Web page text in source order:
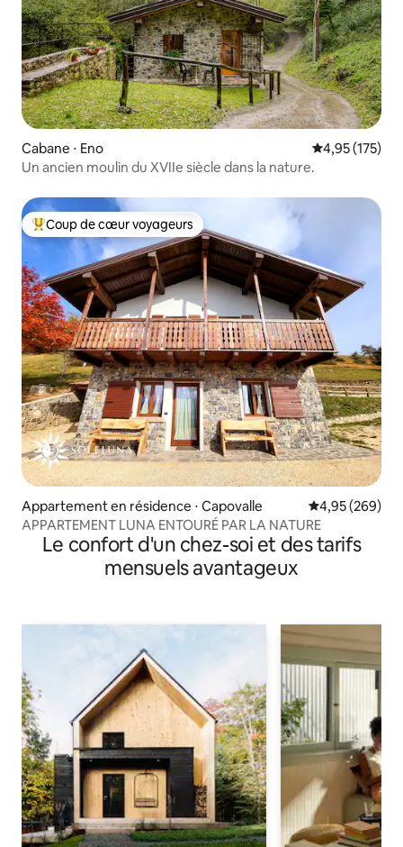
Cabane ⋅ Eno Évaluation
4,95 (175)
Un ancien moulin du XVIIe siècle dans la nature.
Coups de cœur voyageurs les plus appréciés
Coup de cœur voyageurs
Appartement en résidence ⋅ Capovalle Évaluation
4,95 (269)
APPARTEMENT LUNA ENTOURÉ PAR LA NATURE
Le confort d'un chez-soi et des tarifs
mensuels avantageux